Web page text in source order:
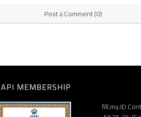
Post a Comment (0)
fill.my.ID
MEMBERSHIP